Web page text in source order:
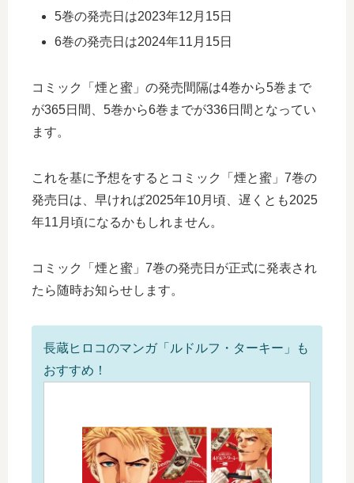
5巻の発売日は2023年12月15日
6巻の発売日は2024年11月15日
コミック「煙と蜜」の発売間隔は4巻から5巻まで
が365日間、5巻から6巻までが336日間となってい
ます。
これを基に予想をするとコミック「煙と蜜」7巻の
発売日は、早ければ2025年10月頃、遅くとも2025
年11月頃になるかもしれません。
コミック「煙と蜜」7巻の発売日が正式に発表され
たら随時お知らせします。
長蔵ヒロコのマンガ「ルドルフ・ターキー」も
おすすめ！